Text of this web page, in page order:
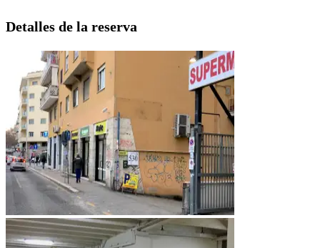
Detalles de la reserva